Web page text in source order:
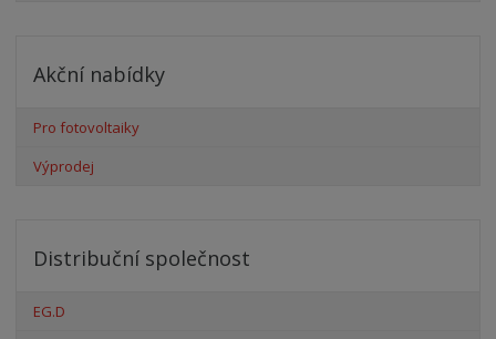
Akční nabídky
Pro fotovoltaiky
Výprodej
Distribuční společnost
EG.D